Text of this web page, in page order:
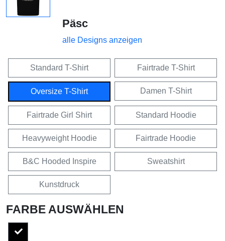
Päsc
alle Designs anzeigen
Standard T-Shirt Fairtrade T-Shirt
Oversize T-Shirt Damen T-Shirt
Fairtrade Girl Shirt Standard Hoodie
Heavyweight Hoodie Fairtrade Hoodie
B&C Hooded Inspire Sweatshirt
Kunstdruck
FARBE AUSWÄHLEN